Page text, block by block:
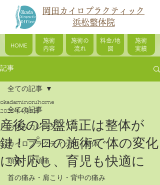
HOME
施術
内容
施術の
流れ
料金/地
図
施術
実績
岡田カイロプラクティック
浜松整体院
記事
全ての記事
お休みカレンダー
カイロプラクティック / 整体
頭痛・片頭痛
首の痛み・肩こり・背中の痛み
全ての記事
産後の骨盤矯正は整体が
鍵！プロの施術で体の変化
に対応し、育児も快適に
okadaminoruhome
2025年4月5日